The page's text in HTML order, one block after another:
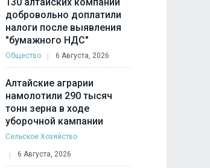
добровольно доплатили
налоги после выявления
"бумажного НДС"
Общество 6 Августа, 2026
Алтайские аграрии
намолотили 290 тысяч
тонн зерна в ходе
уборочной кампании
Сельское Хозяйство
6 Августа, 2026